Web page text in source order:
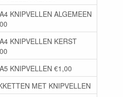
KNIPVELLEN ALGEMEEN
KNIPVELLEN KERST
KNIPVELLEN €1,00
MET KNIPVELLEN